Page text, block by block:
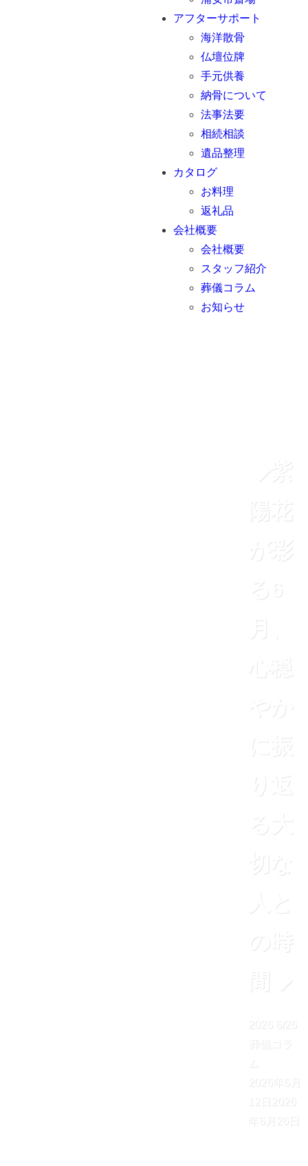
アフターサポート
海洋散骨
仏壇位牌
手元供養
納骨について
法事法要
相続相談
遺品整理
カタログ
お料理
返礼品
会社概要
会社概要
スタッフ紹介
葬儀コラム
お知らせ
◆紫
陽花
が彩
る6
月、
心穏
やか
に振
り返
る大
切な
人と
の時
間◆
2026 6/26
葬儀コラ
ム
2026年6月
12日
2026
年6月26日